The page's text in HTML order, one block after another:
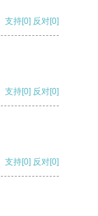
支持[0] 反对[0]
支持[0] 反对[0]
支持[0] 反对[0]